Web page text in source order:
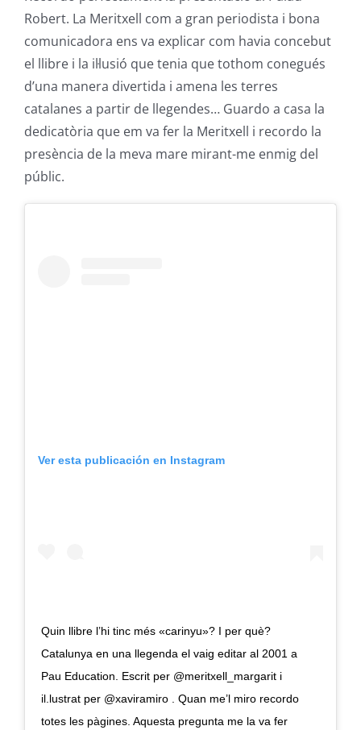
Robert. La Meritxell com a gran periodista i bona
comunicadora ens va explicar com havia concebut
el llibre i la il·lusió que tenia que tothom conegués
d’una manera divertida i amena les terres
catalanes a partir de llegendes… Guardo a casa la
dedicatòria que em va fer la Meritxell i recordo la
presència de la meva mare mirant-me enmig del
públic.
Ver esta publicación en Instagram
Quin llibre l’hi tinc més «carinyu»? I per què?
Catalunya en una llegenda el vaig editar al 2001 a
Pau Education. Escrit per @meritxell_margarit i
il.lustrat per @xaviramiro . Quan me’l miro recordo
totes les pàgines. Aquesta pregunta me la va fer